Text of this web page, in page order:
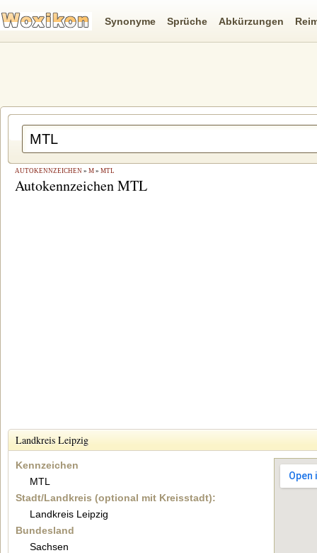
AUTOKENNZEICHEN » M » MTL
Autokennzeichen MTL
Landkreis Leipzig
Kennzeichen
MTL
Stadt/Landkreis (optional mit Kreisstadt):
Landkreis Leipzig
Bundesland
Sachsen
Synonyme Sprüche Abkürzungen